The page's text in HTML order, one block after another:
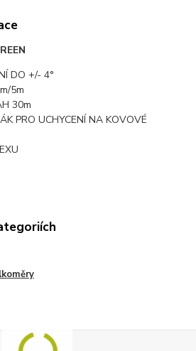
DO +/- 4°
5m
30m
PRO UCHYCENÍ NA KOVOVÉ